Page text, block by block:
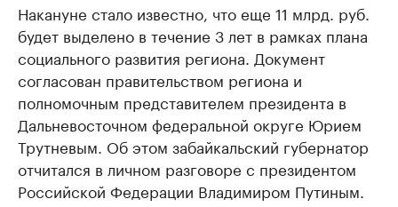
Накануне стало известно, что еще 11 млрд. руб.
будет выделено в течение 3 лет в рамках плана
социального развития региона. Документ
согласован правительством региона и
полномочным представителем президента в
Дальневосточном федеральной округе Юрием
Трутневым. Об этом забайкальский губернатор
отчитался в личном разговоре с президентом
Российской Федерации Владимиром Путиным.